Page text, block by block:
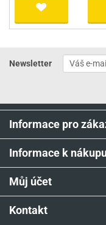
Newsletter
Informace pro
Informace k
Můj účet
Kontakt